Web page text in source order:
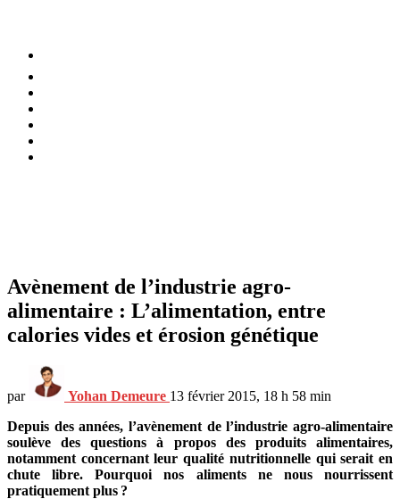
Avènement de l’industrie agro-
alimentaire : L’alimentation, entre
calories vides et érosion génétique
par Yohan Demeure 13 février 2015, 18 h 58 min
Depuis des années, l’avènement de l’industrie agro-alimentaire
soulève des questions à propos des produits alimentaires,
notamment concernant leur qualité nutritionnelle qui serait en
chute libre. Pourquoi nos aliments ne nous nourrissent
pratiquement plus ?